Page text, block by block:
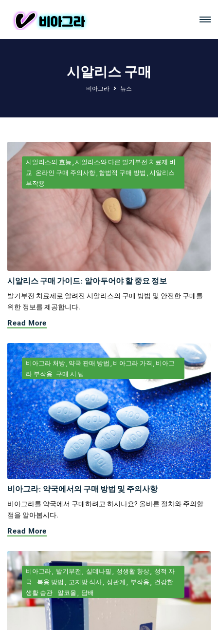
시알리스 구매
비아그라 뉴스
시알리스의 효능 시알리스와 다른 발기부전 치료제 비
교 온라인 구매 주의사항 합법적 구매 방법 시알리스
부작용
시알리스 구매 가이드: 알아두어야 할 중요 정보
발기부전 치료제로 알려진 시알리스의 구매 방법 및 안전한 구매를
위한 정보를 제공합니다.
Read More
비아그라 처방 약국 판매 방법 비아그라 가격
비아그
라 부작용 구매 시 팁
비아그라: 약국에서의 구매 방법 및 주의사항
비아그라를 약국에서 구매하려고 하시나요? 올바른 절차와 주의할
점을 알아봅시다.
Read More
비아그라 발기부전 실데나필 성생활 향상
성적 자
극
복용 방법 고지방 식사 성관계 부작용
건강한
생활 습관
알코올 담배